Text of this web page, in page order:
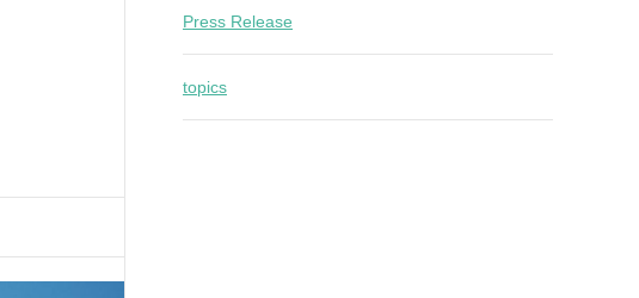
Press Release
topics